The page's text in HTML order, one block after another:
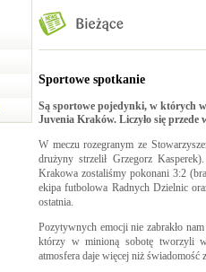
Sportowe spotkanie
Są sportowe pojedynki, w których
Juvenia Kraków. Liczyło się przede
W meczu rozegranym ze
drużyny strzelił Grzegorz
Krakowa zostaliśmy pokonani 3:2
ekipa futbolowa Radnych Dzielnic
ostatnia.
Pozytywnych emocji nie zabrakło
którzy w minioną sobotę tworzyli
atmosfera daje więcej niż świadomość